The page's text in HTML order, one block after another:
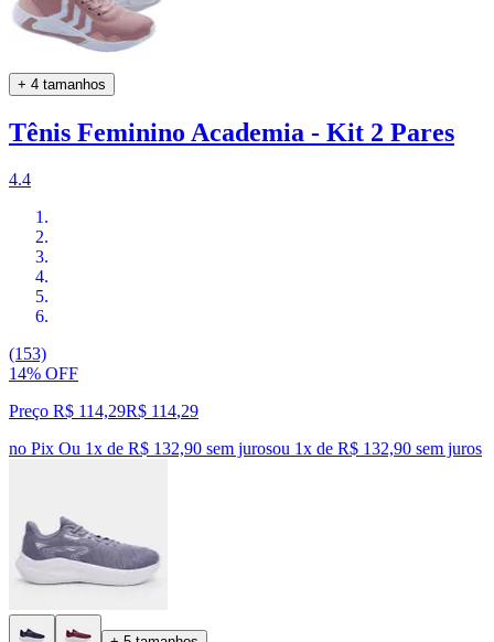
+ 4 tamanhos
Tênis Feminino Academia - Kit 2 Pares
4.4
(153)
14% OFF
Preço R$ 114,29R$ 114,29
no Pix Ou 1x de R$ 132,90 sem jurosou 1x de R$ 132,90 sem juros